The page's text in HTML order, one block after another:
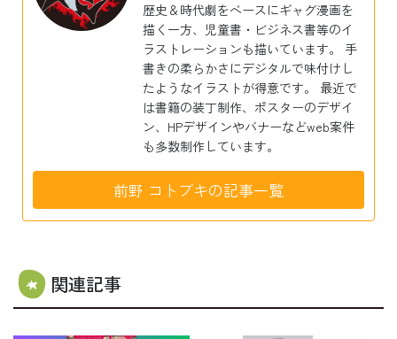
歴史＆時代劇をベースにギャグ漫画を
描く一方、児童書・ビジネス書等のイ
ラストレーションも描いています。 手
書きの柔らかさにデジタルで味付けし
たようなイラストが得意です。 最近で
は書籍の装丁制作、ポスターのデザイ
ン、HPデザインやバナーなどweb案件
も多数制作しています。
前野 コトブキの記事一覧
関連記事